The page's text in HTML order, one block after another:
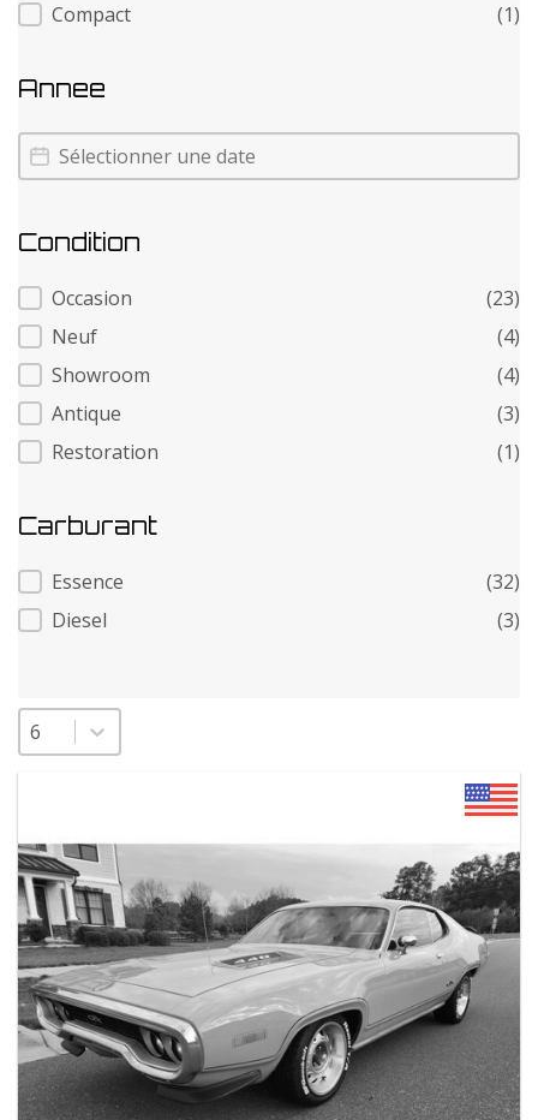
Compact
(1)
Annee
Annee
Annee
Condition
Condition
Occasion
(23)
Neuf
(4)
Showroom
(4)
Antique
(3)
Restoration
(1)
Carburant
Carburant
Essence
(32)
Diesel
(3)
Sélectionnez un nombre par page